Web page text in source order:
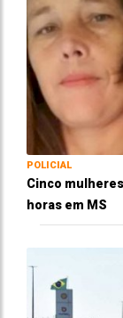
POLICIAL
Cinco
horas em MS